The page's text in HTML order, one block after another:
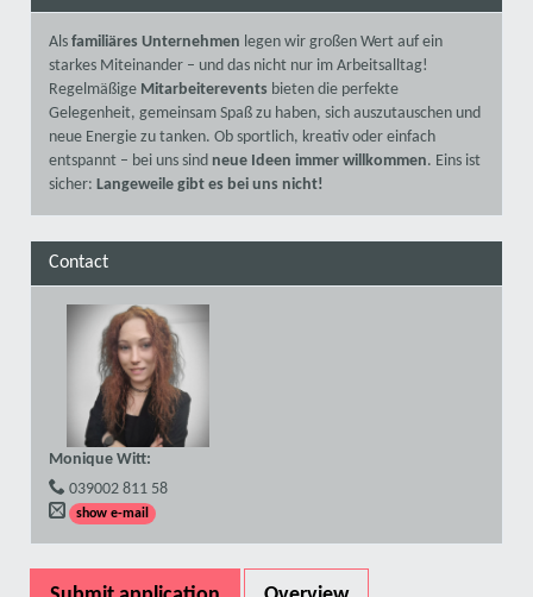
Als familiäres Unternehmen legen wir großen Wert auf ein
starkes Miteinander – und das nicht nur im Arbeitsalltag!
Regelmäßige Mitarbeiterevents bieten die perfekte
Gelegenheit, gemeinsam Spaß zu haben, sich auszutauschen und
neue Energie zu tanken. Ob sportlich, kreativ oder einfach
entspannt – bei uns sind neue Ideen immer willkommen. Eins ist
sicher: Langeweile gibt es bei uns nicht!
Contact
Monique Witt:
039002 811 58
show e-mail